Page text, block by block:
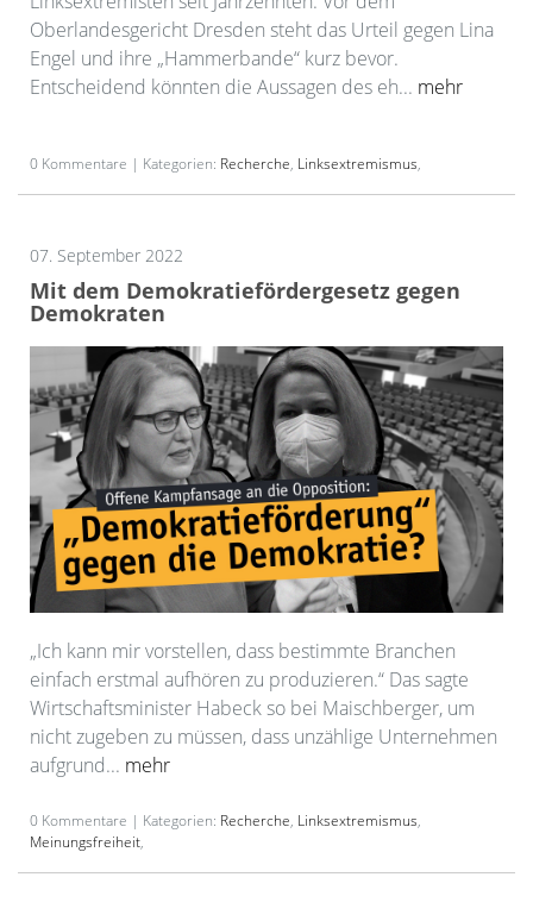
Oberlandesgericht Dresden steht das Urteil gegen Lina
Engel und ihre „Hammerbande“ kurz bevor.
Entscheidend könnten die Aussagen des eh... mehr
0 Kommentare | Kategorien: Recherche, Linksextremismus,
07. September 2022
Mit dem Demokratiefördergesetz gegen
Demokraten
„Ich kann mir vorstellen, dass bestimmte Branchen
einfach erstmal aufhören zu produzieren.“ Das sagte
Wirtschaftsminister Habeck so bei Maischberger, um
nicht zugeben zu müssen, dass unzählige Unternehmen
aufgrund... mehr
0 Kommentare | Kategorien: Recherche, Linksextremismus,
Meinungsfreiheit,